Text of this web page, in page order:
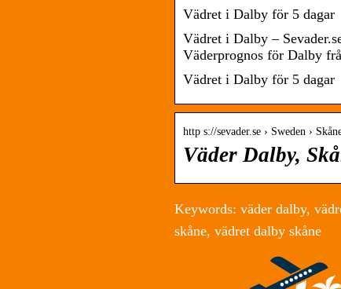
Vädret i Dalby för 5 dagar
Vädret i Dalby –
Väderprognos för Dalby
Vädret i Dalby för 5 dagar
http s://sevader.se › Sweden ›
Väder Dalby,
Keywords: väder dalby,
skåne, vädret dalby skåne